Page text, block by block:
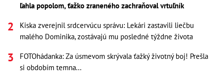
ľahla popolom, ťažko zraneného zachraňoval vrtuľník
Kiska zverejnil srdcervúcu správu: Lekári zastavili liečbu
malého Dominika, zostávajú mu posledné týždne života
FOTOhádanka: Za úsmevom skrývala ťažký životný boj! Prešla
si obdobím temna...